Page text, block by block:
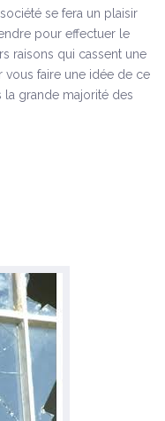
se fera un plaisir
pour effectuer le
raisons qui cassent une
faire une idée de ce
la grande majorité des